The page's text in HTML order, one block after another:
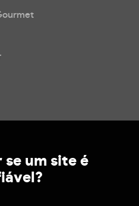
se um site é